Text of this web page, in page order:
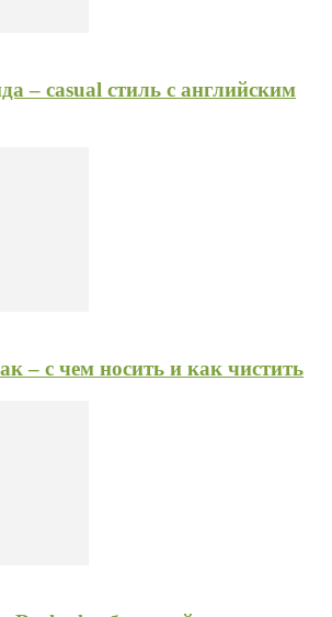
– casual стиль с английским
– с чем носить и как чистить